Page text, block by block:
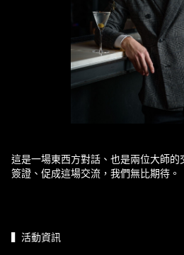
這是一場東西方對話、也是兩位大師
簽證、促成這場交流，我們無比期待。
▍活動資訊